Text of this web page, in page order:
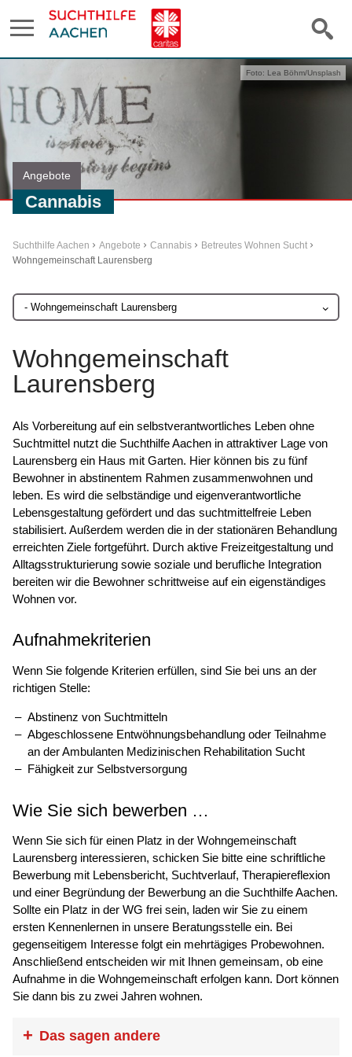
Angebote
Cannabis
Foto: Lea Böhm/Unsplash
Suchthilfe Aachen Angebote Cannabis
Betreutes Wohnen Sucht
Wohngemeinschaft Laurensberg
Wohngemeinschaft
Laurensberg
Als Vorbereitung auf ein selbstverantwortliches Leben ohne
Suchtmittel nutzt die Suchthilfe Aachen in attraktiver Lage von
Laurensberg ein Haus mit Garten. Hier können bis zu fünf
Bewohner in abstinentem Rahmen zusammenwohnen und
leben. Es wird die selbständige und eigenverantwortliche
Lebensgestaltung gefördert und das suchtmittelfreie Leben
stabilisiert. Außerdem werden die in der stationären Behandlung
erreichten Ziele fortgeführt. Durch aktive Freizeitgestaltung und
Alltagsstrukturierung sowie soziale und berufliche Integration
bereiten wir die Bewohner schrittweise auf ein eigenständiges
Wohnen vor.
Aufnahmekriterien
Wenn Sie folgende Kriterien erfüllen, sind Sie bei uns an der
richtigen Stelle:
Abstinenz von Suchtmitteln
Abgeschlossene Entwöhnungsbehandlung oder Teilnahme
an der Ambulanten Medizinischen Rehabilitation Sucht
Fähigkeit zur Selbstversorgung
Wie Sie sich bewerben …
Wenn Sie sich für einen Platz in der Wohngemeinschaft
Laurensberg interessieren, schicken Sie bitte eine schriftliche
Bewerbung mit Lebensbericht, Suchtverlauf, Therapiereflexion
und einer Begründung der Bewerbung an die Suchthilfe Aachen.
Sollte ein Platz in der WG frei sein, laden wir Sie zu einem
ersten Kennenlernen in unsere Beratungsstelle ein. Bei
gegenseitigem Interesse folgt ein mehrtägiges Probewohnen.
Anschließend entscheiden wir mit Ihnen gemeinsam, ob eine
Aufnahme in die Wohngemeinschaft erfolgen kann. Dort können
Sie dann bis zu zwei Jahren wohnen.
Das sagen andere